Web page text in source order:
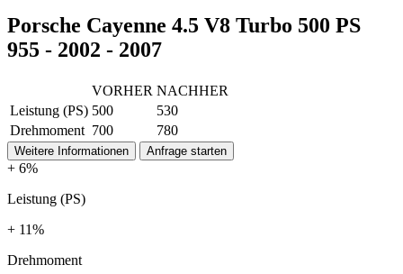
Porsche Cayenne 4.5 V8 Turbo 500 PS
955 - 2002 - 2007
VORHER NACHHER
Leistung (PS) 500
530
Drehmoment 700 780
Weitere Informationen Anfrage starten
+ 6%
Leistung (PS)
+ 11%
Drehmoment